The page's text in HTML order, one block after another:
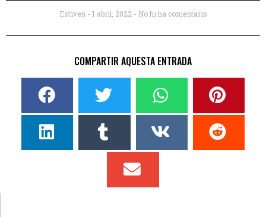
Estiven 1 abril, 2022 No hi ha comentaris
COMPARTIR AQUESTA ENTRADA